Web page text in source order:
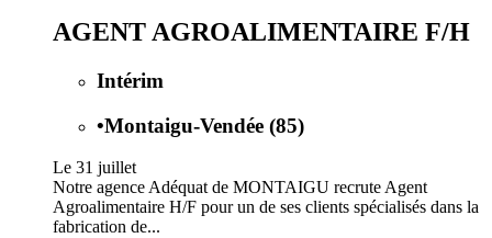
AGENT AGROALIMENTAIRE F/H
Intérim
•Montaigu-Vendée (85)
Le 31 juillet
Notre agence Adéquat de MONTAIGU recrute Agent
Agroalimentaire H/F pour un de ses clients spécialisés dans la
fabrication de...